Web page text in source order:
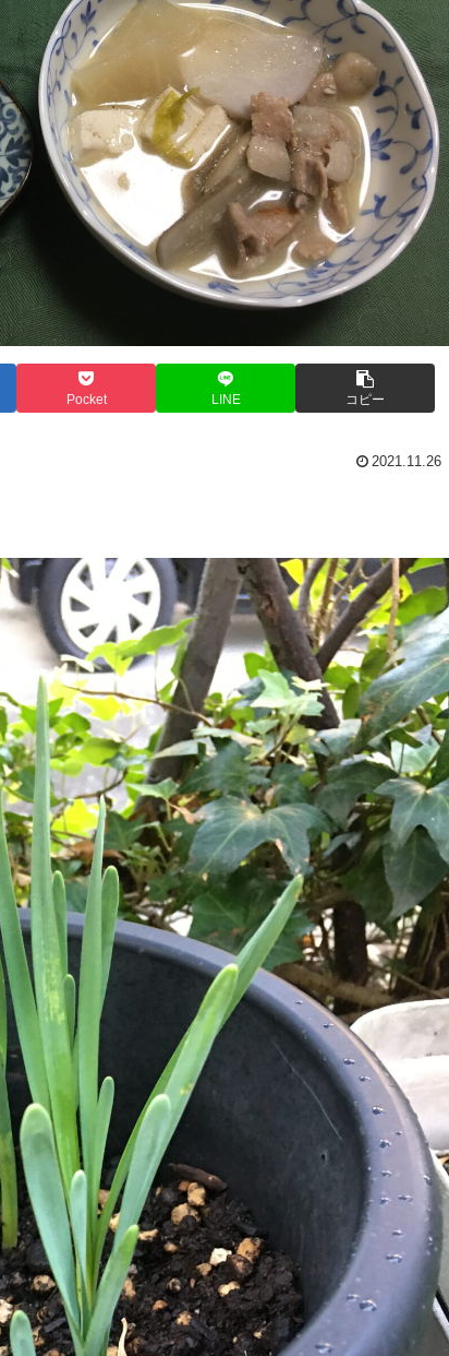
Pocket LINE コピー
2021.11.26